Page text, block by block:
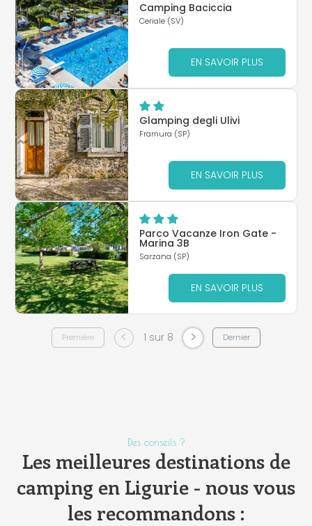
Camping Baciccia
Ceriale (SV)
EN SAVOIR PLUS
Glamping degli Ulivi
Framura (SP)
EN SAVOIR PLUS
Parco Vacanze Iron Gate -
Marina 3B
Sarzana (SP)
EN SAVOIR PLUS
Première < 1 sur 8 > Dernier
Des conseils ?
Les meilleures destinations de
camping en Ligurie - nous vous
les recommandons :